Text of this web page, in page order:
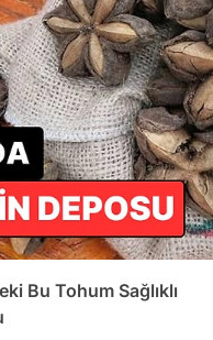
Bu Tohum Sağlıklı